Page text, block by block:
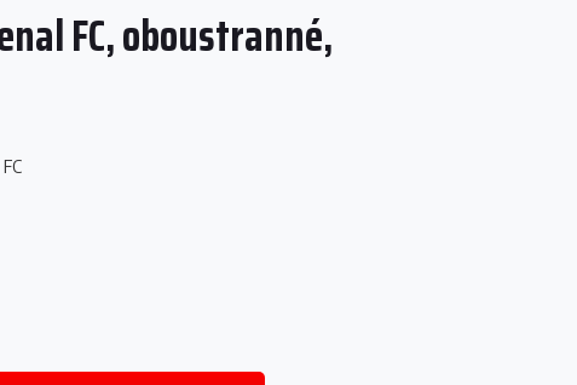
FC, oboustranné,